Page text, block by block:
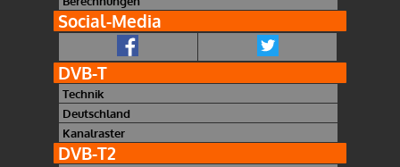
Social-Media
DVB-T
Technik
Deutschland
Kanalraster
DVB-T2